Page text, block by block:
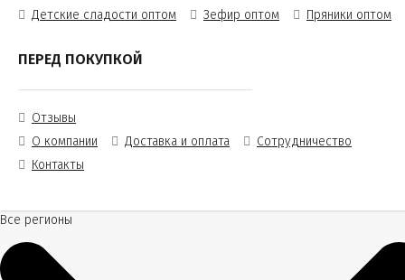
Детские сладости оптом
Зефир оптом Пряники оптом
ПЕРЕД ПОКУПКОЙ
Отзывы
О компании
Доставка и оплата
Сотрудничество
Контакты
Все регионы